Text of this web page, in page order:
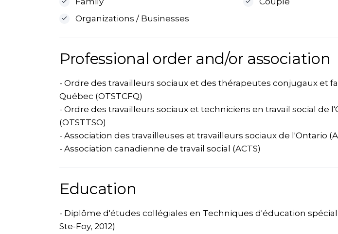
Organizations / Businesses
Professional order and/or association
- Ordre des travailleurs sociaux et des thérapeutes conjugaux et
Québec (OTSTCFQ)
- Ordre des travailleurs sociaux et techniciens en travail social de
(OTSTTSO)
- Association des travailleuses et travailleurs sociaux de l'Ontario
- Association canadienne de travail social (ACTS)
Education
- Diplôme d'études collégiales en Techniques d'éducation
Ste-Foy, 2012)